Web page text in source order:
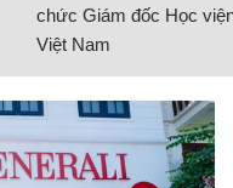
chức Giám đốc Học
Việt Nam